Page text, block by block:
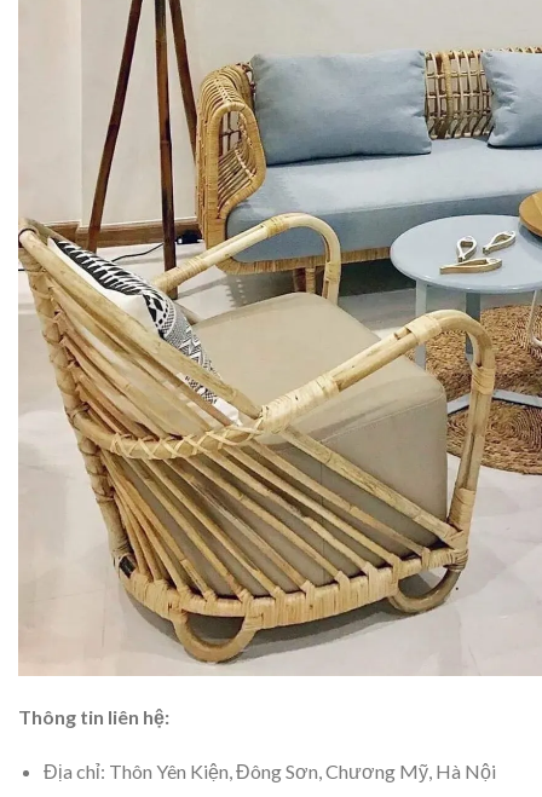
Thông tin liên hệ:
Địa chỉ: Thôn Yên Kiện, Đông Sơn, Chương Mỹ, Hà Nội